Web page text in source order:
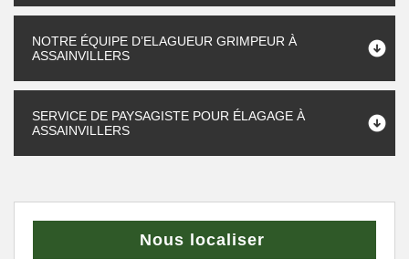
NOTRE ÉQUIPE D’ELAGUEUR GRIMPEUR À
ASSAINVILLERS
SERVICE DE PAYSAGISTE POUR ÉLAGAGE À
ASSAINVILLERS
Nous localiser